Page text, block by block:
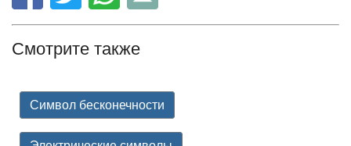
Смотрите также
Символ бесконечности